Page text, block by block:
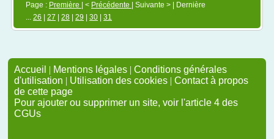
Page : Première | < Précédente
| Suivante > | Dernière
... 26 27 28 29 30 31
Accueil | Mentions légales | Conditions générales
d'utilisation | Utilisation des cookies | Contact à propos
de cette page
Pour ajouter ou supprimer un site, voir l'article 4 des
CGUs